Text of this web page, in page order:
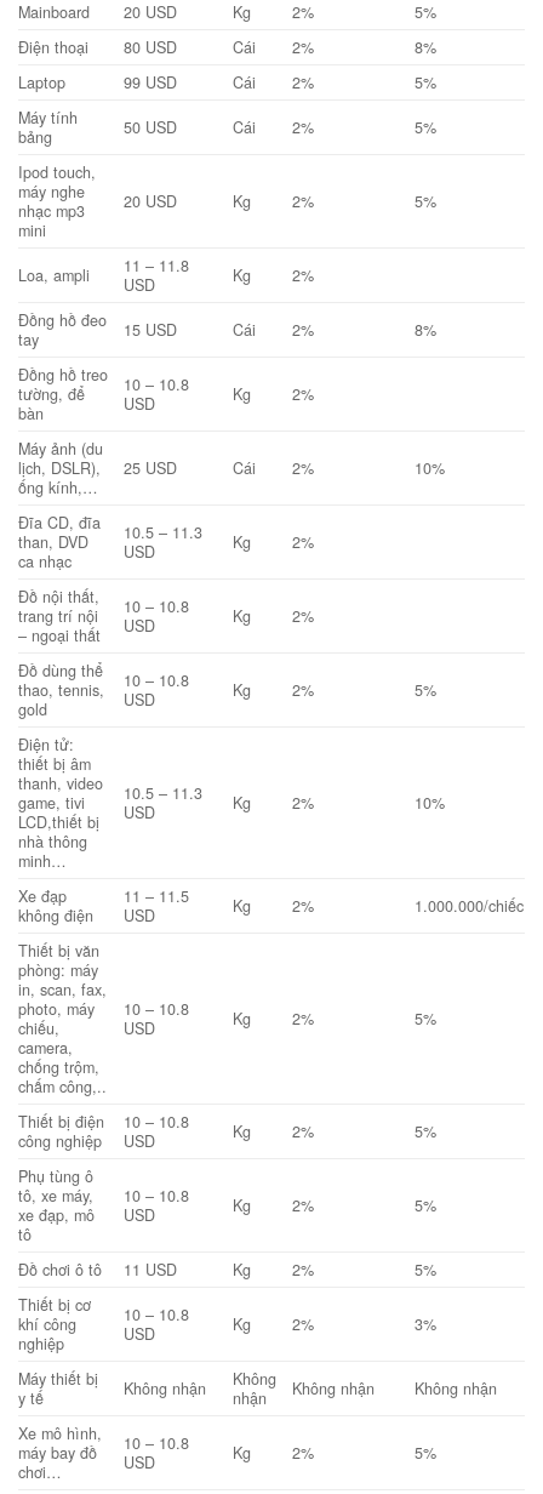
Mainboard 20 USD Kg 2%
5%
Điện thoại
80 USD Cái 2%
8%
Laptop
99 USD Cái 2%
5%
Máy tính
bảng
50 USD Cái 2% 5%
Ipod touch,
máy nghe
nhạc mp3
mini
20 USD Kg 2% 5%
Loa, ampli
11 – 11.8
USD
Kg 2%
Đồng hồ đeo
tay
15 USD Cái 2% 8%
Đồng hồ treo
tường, để
bàn
10 – 10.8
USD
Kg 2%
Máy ảnh (du
lịch, DSLR),
ống kính,…
25 USD Cái 2% 10%
Đĩa CD, đĩa
than, DVD
ca nhạc
10.5 – 11.3
USD
Kg 2%
Đồ nội thất,
trang trí nội
– ngoại thất
10 – 10.8
USD
Kg 2%
Đồ dùng thể
thao, tennis,
gold
10 – 10.8
USD
Kg 2% 5%
Điện tử:
thiết bị âm
thanh, video
game, tivi
LCD,thiết bị
nhà thông
minh…
10.5 – 11.3
USD
Kg 2% 10%
Xe đạp
không điện
11 – 11.5
USD
Kg 2% 1.000.000/chiếc
Thiết bị văn
phòng: máy
in, scan, fax,
photo, máy
chiếu,
camera,
chống trộm,
chấm công,..
10 – 10.8
USD
Kg 2% 5%
Thiết bị điện
công nghiệp
10 – 10.8
USD
Kg 2% 5%
Phụ tùng ô
tô, xe máy,
xe đạp, mô
tô
10 – 10.8
USD
Kg 2% 5%
Đồ chơi ô tô 11 USD Kg 2%
5%
Thiết bị cơ
khí công
nghiệp
10 – 10.8
USD
Kg 2% 3%
Máy thiết bị
y tế
Không nhận
Không
nhận
Không nhận Không nhận
Xe mô hình,
máy bay đồ
chơi…
10 – 10.8
USD
Kg 2% 5%